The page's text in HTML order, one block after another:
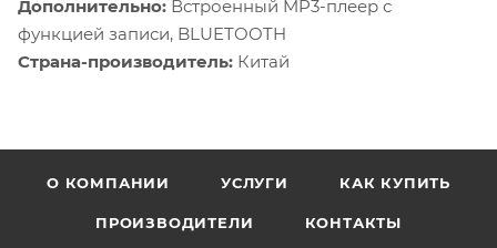
Дополнительно: Встроенный MP3-плеер с
функцией записи, BLUETOOTH
Страна-производитель: Китай
О КОМПАНИИ УСЛУГИ КАК КУПИТЬ
ПРОИЗВОДИТЕЛИ КОНТАКТЫ